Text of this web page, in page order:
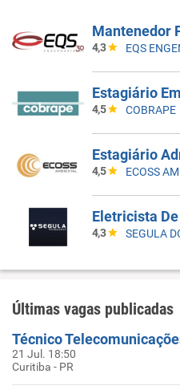
Mantenedor
4,3 EQS
4,5 COBRAPE
Estagiário
4,5 ECOSS
Eletricista
4,3 SEGULA
Últimas vagas publicadas
Técnico
21 Jul. 18:50
Curitiba - PR